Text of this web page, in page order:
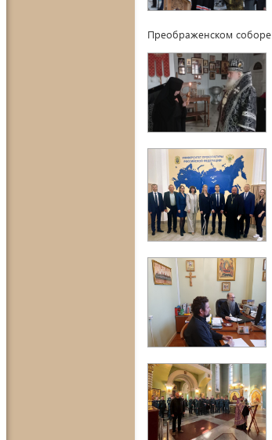
Преображенском соборе